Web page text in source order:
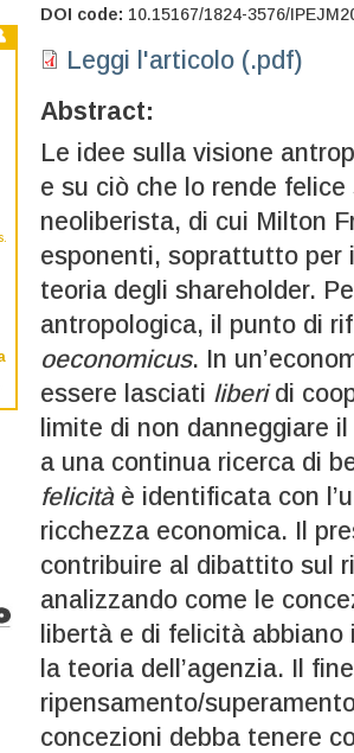
DOI code: 10.15167/1824-3576/
Leggi l'articolo (.pdf)
Abstract:
Le idee sulla visione
e su ciò che lo rende
neoliberista, di cui Milton
esponenti, soprattutto per
teoria degli shareholder.
antropologica, il punto di
oeconomicus. In
essere lasciati liberidi
limite di non danneggiare
a una continua ricerca di
felicitàè identificata con
ricchezza economica. Il
contribuire al dibattito sul
analizzando come le
libertà e di felicità
la teoria dell’agenzia. Il
ripensamento/
concezioni debba tenere